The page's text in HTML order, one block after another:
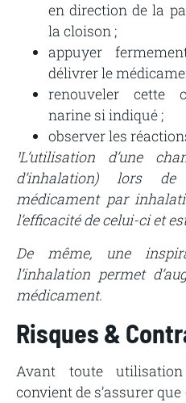
en direction de la
la cloison ;
appuyer
délivrer le
renouveler cette
narine si indiqué ;
observer les
¹L’utilisation d’une
d’inhalation) lors de
médicament par
l’efficacité de celui-ci et
De même, une
l’inhalation permet
médicament.
Risques &
Avant toute
convient de s’assurer